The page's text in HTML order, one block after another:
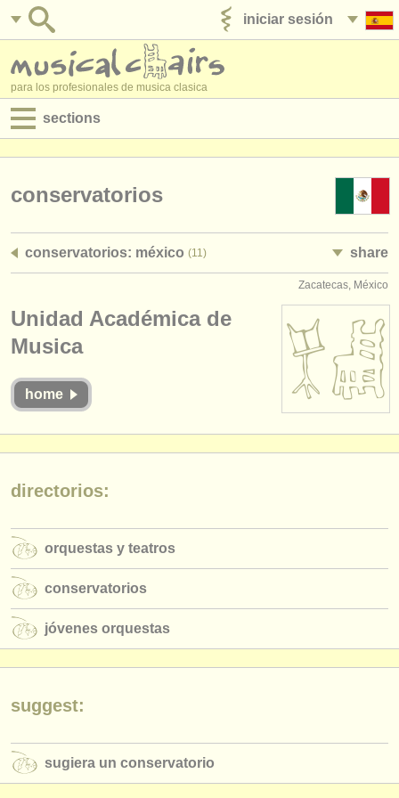
iniciar sesión
para los profesionales de musica clasica
sections
empleos - administración
cursillos
concursos
instrumentos robados
directorios:
conservatorios
jóvenes orquestas
musicalchairs:
contáctenos
noticias sobre música clásica
conservatorios
conservatorios: méxico (11) share
Zacatecas, México
Unidad Académica de
Musica
home
directorios:
orquestas y teatros
conservatorios
jóvenes orquestas
suggest:
sugiera un conservatorio